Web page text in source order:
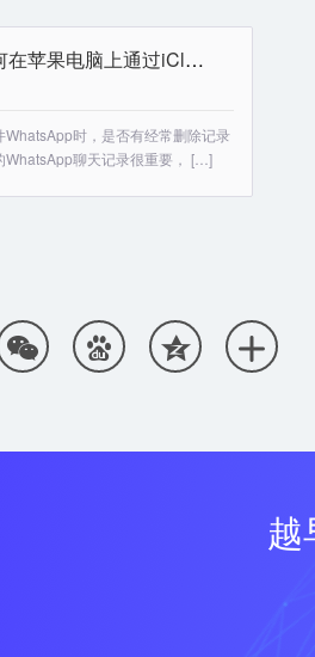
如何在苹果电脑上通过iCloud备份恢复误删的WhatsApp聊天记录
时，是否有经常删除记录
WhatsApp聊天记录很重要， […]
   
越